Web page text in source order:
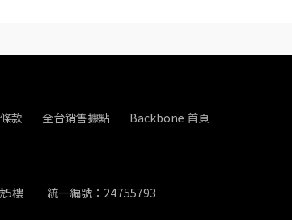
款 全台銷售據點 Backbone 首頁
5樓 統一編號：24755793